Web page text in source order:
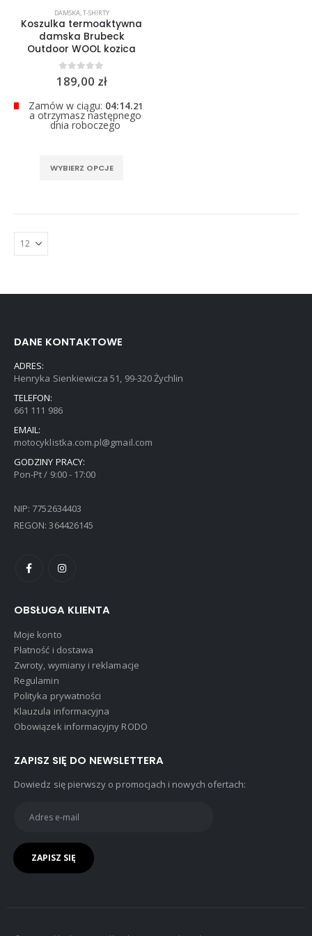
DAMSKA,T-SHIRTY
Koszulka termoaktywna
damska Brubeck
Outdoor WOOL kozica
0out of 5
189,00 zł
Zamów w ciągu: 04:14.21
a otrzymasz następnego
dnia roboczego
WYBIERZ OPCJE
0out of 5
299,00zł
DANE KONTAKTOWE
ADRES:
Henryka Sienkiewicza 51, 99-320 Żychlin
TELEFON:
661 111 986
EMAIL:
motocyklistka.com.pl@gmail.com
GODZINY PRACY:
Pon-Pt / 9:00 - 17:00
NIP: 7752634403
REGON: 364426145
OBSŁUGA KLIENTA
Moje konto
Płatność i dostawa
Zwroty, wymiany i reklamacje
Regulamin
Polityka prywatności
Klauzula informacyjna
Obowiązek informacyjny RODO
ZAPISZ SIĘ DO NEWSLETTERA
Dowiedz się pierwszy o promocjach i nowych ofertach: